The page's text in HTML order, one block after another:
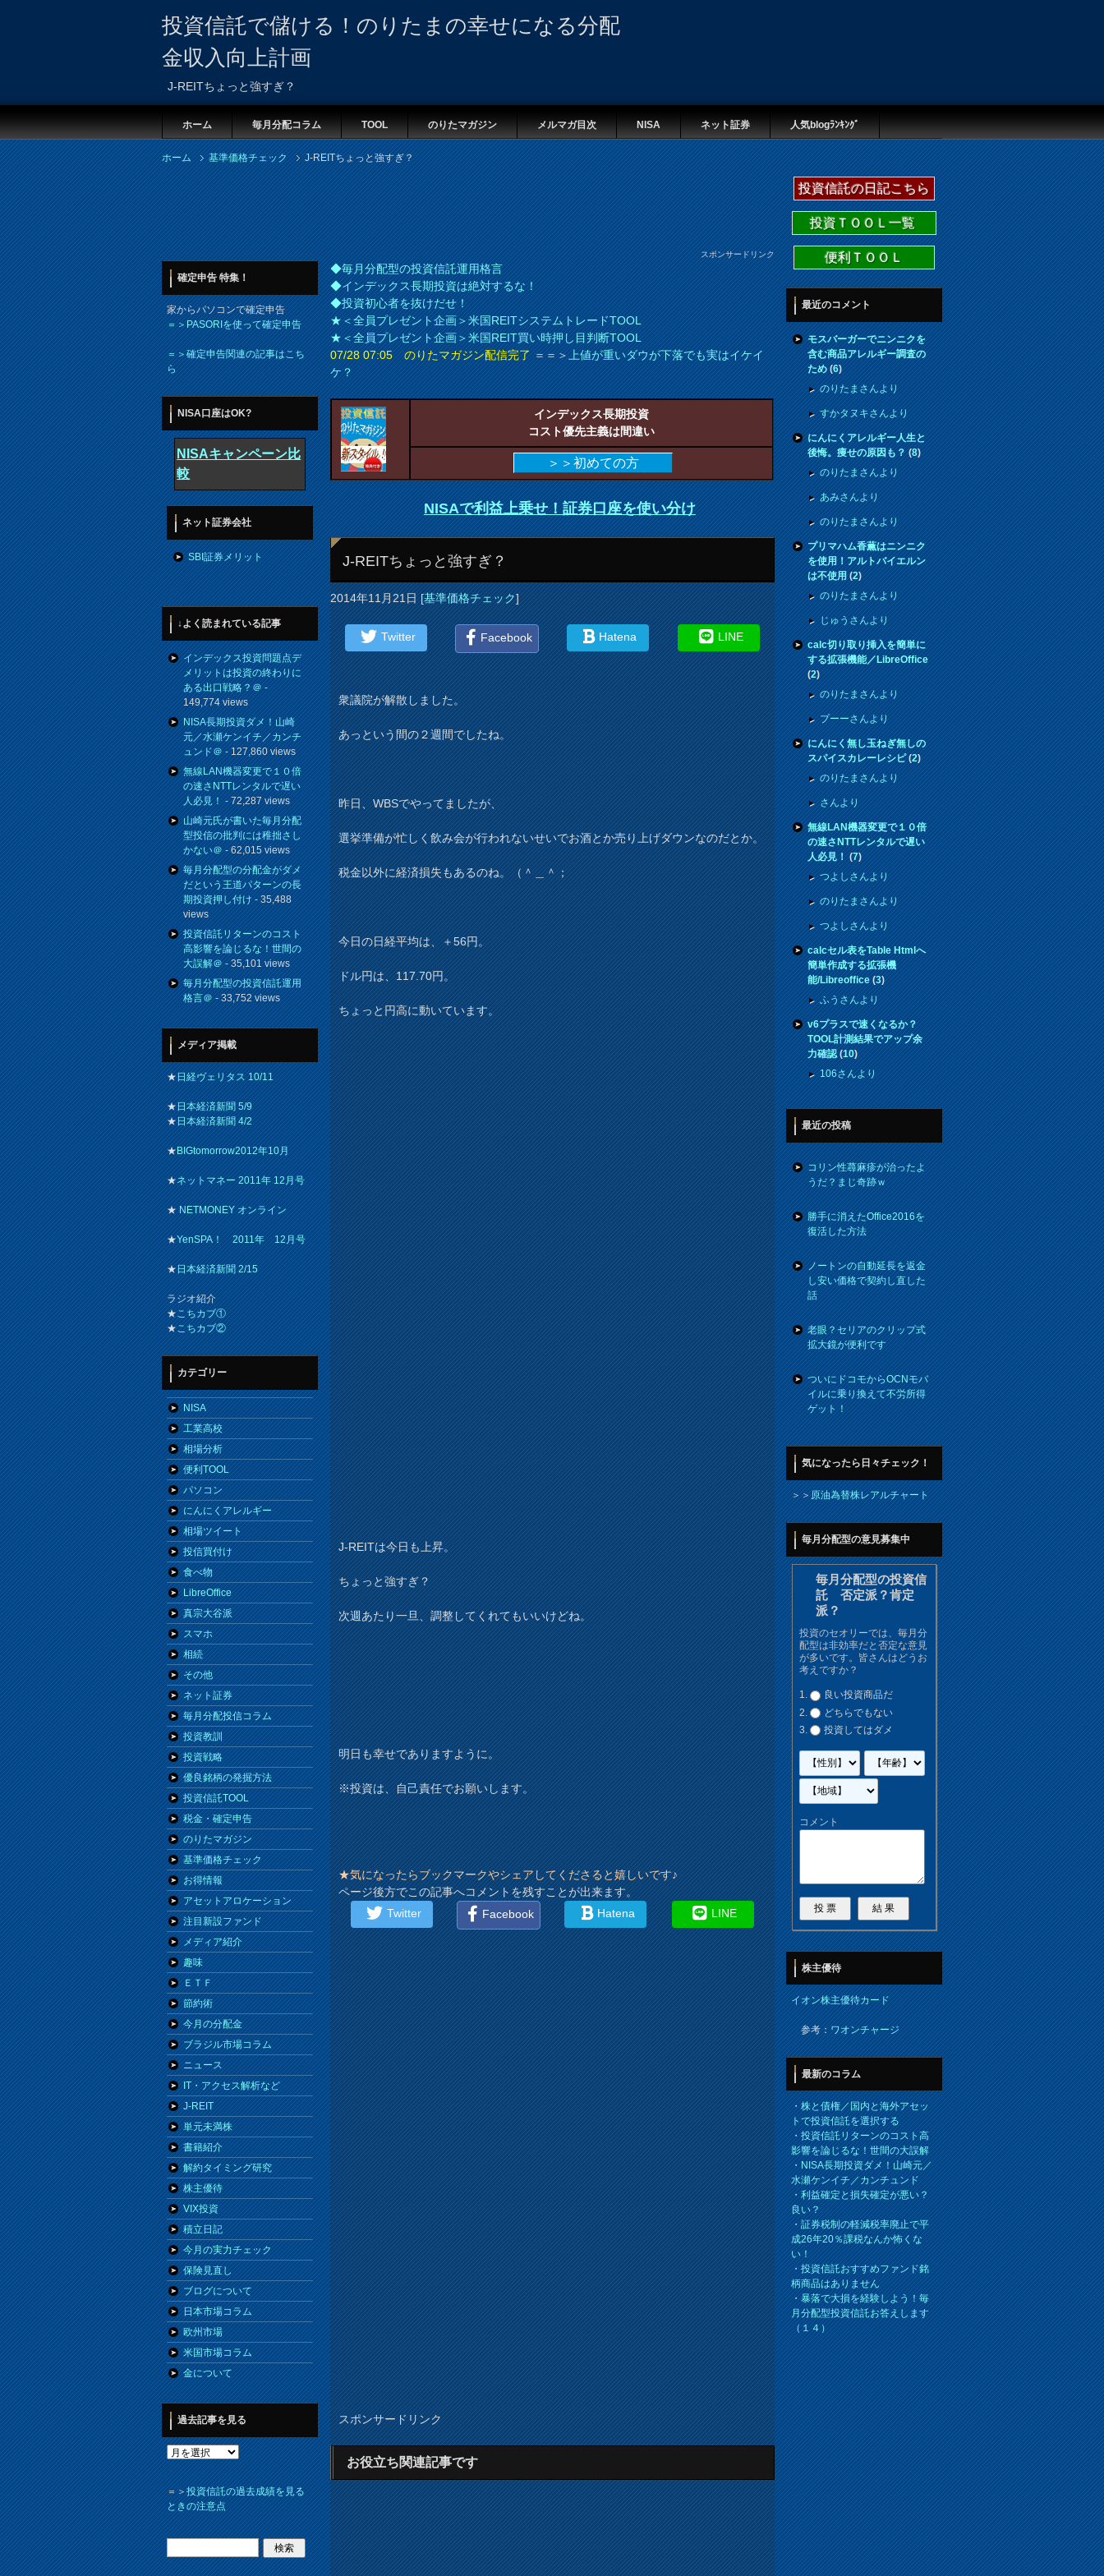
投資信託で儲ける！のりたまの幸せになる分配
金収入向上計画
J-REITちょっと強すぎ？
ホーム 毎月分配コラム TOOL のりたマガジン メルマガ目次 NISA ネット証券 人気blogﾗﾝｷﾝｸﾞ
ホーム 基準価格チェック J-REITちょっと強すぎ？
スポンサードリンク
◆毎月分配型の投資信託運用格言
◆インデックス長期投資は絶対するな！
◆投資初心者を抜けだせ！
★＜全員プレゼント企画＞米国REITシステムトレードTOOL
★＜全員プレゼント企画＞米国REIT買い時押し目判断TOOL
07/28 07:05 のりたマガジン配信完了＝＝＞上値が重いダウが下落でも実はイケイ
ケ？
インデックス長期投資
コスト優先主義は間違い
＞＞初めての方
NISAで利益上乗せ！証券口座を使い分け
J-REITちょっと強すぎ？
2014年11月21日[基準価格チェック]
Twitter Facebook Hatena LINE
衆議院が解散しました。
あっという間の２週間でしたね。
昨日、WBSでやってましたが、
選挙準備が忙しく飲み会が行われないせいでお酒とか売り上げダウンなのだとか。
税金以外に経済損失もあるのね。（＾＿＾；
今日の日経平均は、＋56円。
ドル円は、117.70円。
ちょっと円高に動いています。
J-REITは今日も上昇。
ちょっと強すぎ？
次週あたり一旦、調整してくれてもいいけどね。
明日も幸せでありますように。
※投資は、自己責任でお願いします。
★気になったらブックマークやシェアしてくださると嬉しいです♪
ページ後方でこの記事へコメントを残すことが出来ます。
Twitter
Facebook Hatena LINE
スポンサードリンク
お役立ち関連記事です
確定申告 特集！
家からパソコンで確定申告
＝＞PASORIを使って確定申告
＝＞確定申告関連の記事はこち
ら
NISA口座はOK?
NISAキャンペーン比
較
ネット証券会社
SBI証券メリット
↓よく読まれている記事
インデックス投資問題点デ
メリットは投資の終わりに
ある出口戦略？＠-
149,774 views
NISA長期投資ダメ！山崎
元／水瀬ケンイチ／カンチ
ュンド＠- 127,860 views
無線LAN機器変更で１０倍
の速さNTTレンタルで遅い
人必見！- 72,287 views
山崎元氏が書いた毎月分配
型投信の批判には稚拙さし
かない＠- 62,015 views
毎月分配型の分配金がダメ
だという王道パターンの長
期投資押し付け- 35,488
views
投資信託リターンのコスト
高影響を論じるな！世間の
大誤解＠- 35,101 views
毎月分配型の投資信託運用
格言＠- 33,752 views
メディア掲載
★日経ヴェリタス 10/11
★日本経済新聞 5/9
★日本経済新聞 4/2
★BIGtomorrow2012年10月
★ネットマネー 2011年 12月号
★NETMONEY オンライン
★YenSPA！ 2011年 12月号
★日本経済新聞 2/15
ラジオ紹介
★こちカブ①
★こちカブ②
カテゴリー
NISA
工業高校
相場分析
便利TOOL
パソコン
にんにくアレルギー
相場ツイート
投信買付け
食べ物
LibreOffice
真宗大谷派
スマホ
相続
その他
ネット証券
毎月分配投信コラム
投資教訓
投資戦略
優良銘柄の発掘方法
投資信託TOOL
税金・確定申告
のりたマガジン
基準価格チェック
お得情報
アセットアロケーション
注目新設ファンド
メディア紹介
趣味
ＥＴＦ
節約術
今月の分配金
ブラジル市場コラム
ニュース
IT・アクセス解析など
J-REIT
単元未満株
書籍紹介
解約タイミング研究
株主優待
VIX投資
積立日記
今月の実力チェック
保険見直し
ブログについて
日本市場コラム
欧州市場
米国市場コラム
金について
過去記事を見る
＝＞投資信託の過去成績を見る
ときの注意点
投資信託の日記こちら
投資ＴＯＯＬ一覧
便利ＴＯＯＬ
最近のコメント
モスバーガーでニンニクを
含む商品アレルギー調査の
ため(6)
のりたまさんより
すかタヌキさんより
にんにくアレルギー人生と
後悔。痩せの原因も？(8)
のりたまさんより
あみさんより
のりたまさんより
プリマハム香薫はニンニク
を使用！アルトバイエルン
は不使用(2)
のりたまさんより
じゅうさんより
calc切り取り挿入を簡単に
する拡張機能／LibreOffice
(2)
のりたまさんより
プーーさんより
にんにく無し玉ねぎ無しの
スパイスカレーレシピ(2)
のりたまさんより
さんより
無線LAN機器変更で１０倍
の速さNTTレンタルで遅い
人必見！(7)
つよしさんより
のりたまさんより
つよしさんより
calcセル表をTable Htmlへ
簡単作成する拡張機
能/Libreoffice(3)
ふうさんより
v6プラスで速くなるか？
TOOL計測結果でアップ余
力確認(10)
106さんより
最近の投稿
コリン性蕁麻疹が治ったよ
うだ？まじ奇跡ｗ
勝手に消えたOffice2016を
復活した方法
ノートンの自動延長を返金
し安い価格で契約し直した
話
老眼？セリアのクリップ式
拡大鏡が便利です
ついにドコモからOCNモバ
イルに乗り換えて不労所得
ゲット！
気になったら日々チェック！
＞＞原油為替株レアルチャート
毎月分配型の意見募集中
毎月分配型の投資信
託 否定派？肯定
派？
投資のセオリーでは、毎月分
配型は非効率だと否定な意見
が多いです。皆さんはどうお
考えですか？
良い投資商品だ
どちらでもない
投資してはダメ
コメント
株主優待
イオン株主優待カード
参考：ワオンチャージ
最新のコラム
・株と債権／国内と海外アセッ
トで投資信託を選択する
・投資信託リターンのコスト高
影響を論じるな！世間の大誤解
・NISA長期投資ダメ！山崎元／
水瀬ケンイチ／カンチュンド
・利益確定と損失確定が悪い？
良い？
・証券税制の軽減税率廃止で平
成26年20％課税なんか怖くな
い！
・投資信託おすすめファンド銘
柄商品はありません
・暴落で大損を経験しよう！毎
月分配型投資信託お答えします
（１４）